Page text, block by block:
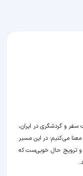
سفر و گردشگری در ایران،
می‌کنیم؛ در این مسیر‍
و ترویج حال خوبی‌ست که